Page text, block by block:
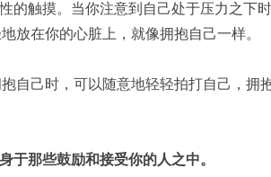
的触摸。当你注意到自己处于压力之下
放在你的心脏上，就像拥抱自己一样。
自己时，可以随意地轻轻拍打自己，拥
于那些鼓励和接受你的人之中。